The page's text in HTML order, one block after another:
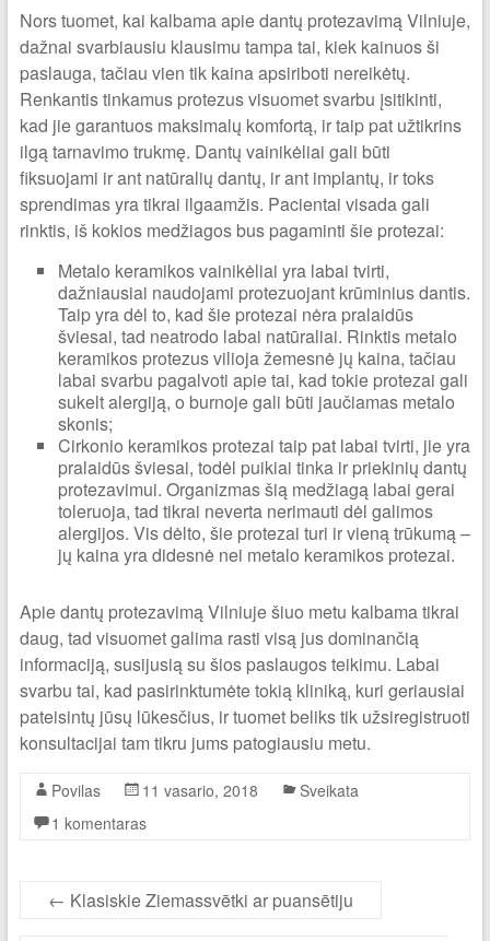
Nors tuomet, kai kalbama apie dantų protezavimą Vilniuje,
dažnai svarbiausiu klausimu tampa tai, kiek kainuos ši
paslauga, tačiau vien tik kaina apsiriboti nereikėtų.
Renkantis tinkamus protezus visuomet svarbu įsitikinti,
kad jie garantuos maksimalų komfortą, ir taip pat užtikrins
ilgą tarnavimo trukmę. Dantų vainikėliai gali būti
fiksuojami ir ant natūralių dantų, ir ant implantų, ir toks
sprendimas yra tikrai ilgaamžis. Pacientai visada gali
rinktis, iš kokios medžiagos bus pagaminti šie protezai:
Metalo keramikos vainikėliai yra labai tvirti,
dažniausiai naudojami protezuojant krūminius dantis.
Taip yra dėl to, kad šie protezai nėra pralaidūs
šviesai, tad neatrodo labai natūraliai. Rinktis metalo
keramikos protezus vilioja žemesnė jų kaina, tačiau
labai svarbu pagalvoti apie tai, kad tokie protezai gali
sukelt alergiją, o burnoje gali būti jaučiamas metalo
skonis;
Cirkonio keramikos protezai taip pat labai tvirti, jie yra
pralaidūs šviesai, todėl puikiai tinka ir priekinių dantų
protezavimui. Organizmas šią medžiagą labai gerai
toleruoja, tad tikrai neverta nerimauti dėl galimos
alergijos. Vis dėlto, šie protezai turi ir vieną trūkumą –
jų kaina yra didesnė nei metalo keramikos protezai.
Apie dantų protezavimą Vilniuje šiuo metu kalbama tikrai
daug, tad visuomet galima rasti visą jus dominančią
informaciją, susijusią su šios paslaugos teikimu. Labai
svarbu tai, kad pasirinktumėte tokią kliniką, kuri geriausiai
pateisintų jūsų lūkesčius, ir tuomet beliks tik užsiregistruoti
konsultacijai tam tikru jums patogiausiu metu.
Povilas 11 vasario, 2018
Sveikata
1 komentaras
← Klasiskie Ziemassvētki ar puansētiju